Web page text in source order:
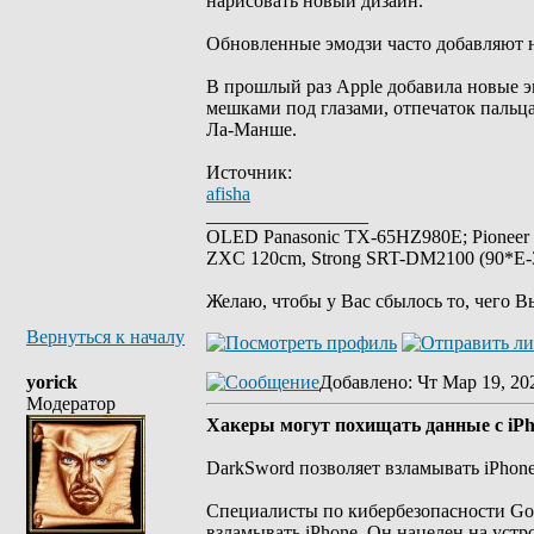
Обновленные эмодзи часто
В прошлый раз Apple добавила новые
мешками под глазами, отпечаток
Ла-Манше.
Источник:
afisha
OLED Panasonic TX-65HZ980E;
ZXC 120cm, Strong SRT-DM2100
Желаю, чтобы у Вас сбылось то, чего
Вернуться к началу
yorick
Модератор
Добавлено: Чт Мар 19,
Хакеры могут похищать данные с
DarkSword позволяет взламывать
Специалисты по кибербезопасности